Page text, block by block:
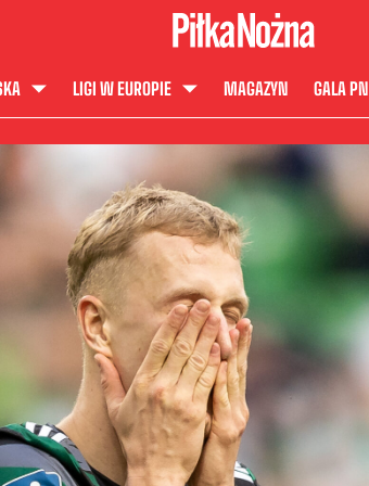
LIGI W EUROPIE MAGAZYN GALA PN